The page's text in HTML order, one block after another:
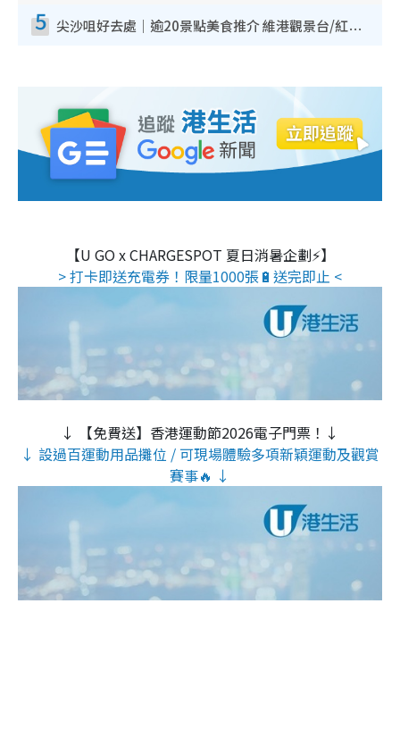
5 尖沙咀好去處｜逾20景點美食推介 維港觀景台/紅磚古蹟/九龍公園/室內遊樂場
【U GO x CHARGESPOT 夏日消暑企劃⚡】
> 打卡即送充電券！限量1000張🔋送完即止 <
↓ 【免費送】香港運動節2026電子門票！↓
↓ 設過百運動用品攤位 / 可現場體驗多項新穎運動及觀賞
賽事🔥 ↓